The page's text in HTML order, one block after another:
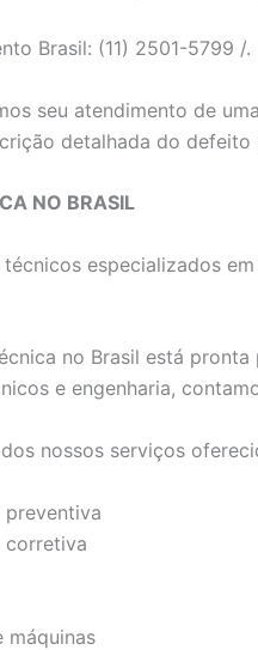
Brasil: (11) 2501-5799 /.
seu atendimento de
detalhada do
NO BRASIL
especializados
no Brasil está
e engenharia,
nossos serviços
preventiva
corretiva
máquinas